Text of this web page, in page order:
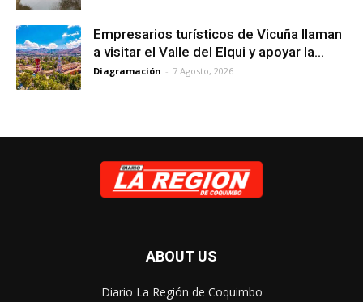
Empresarios turísticos de Vicuña llaman
a visitar el Valle del Elqui y apoyar la...
Diagramación - 7 Agosto, 2026
ABOUT US
Diario La Región de Coquimbo